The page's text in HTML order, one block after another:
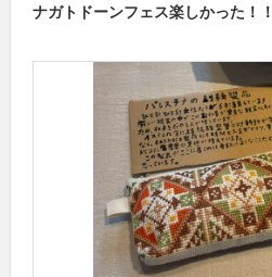
ナガトドーンフェス楽しかった！！